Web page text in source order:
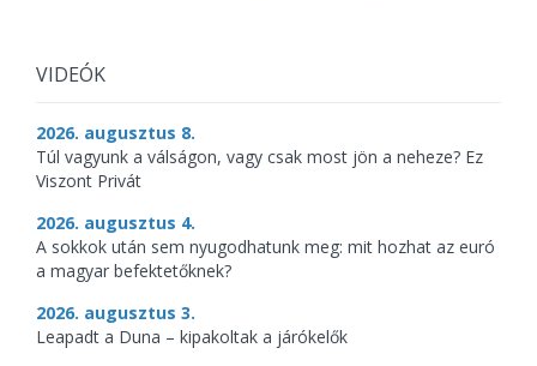
VIDEÓK
2026. augusztus 8.
Túl vagyunk a válságon, vagy csak most jön a neheze? Ez
Viszont Privát
2026. augusztus 4.
A sokkok után sem nyugodhatunk meg: mit hozhat az euró
a magyar befektetőknek?
2026. augusztus 3.
Leapadt a Duna – kipakoltak a járókelők